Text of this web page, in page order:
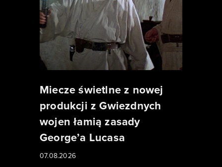
Miecze świetlne z nowej
produkcji z Gwiezdnych
wojen łamią zasady
George’a Lucasa
07.08.2026